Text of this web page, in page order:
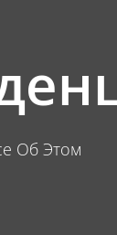
Об Этом